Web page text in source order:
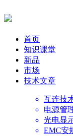
首页
知识课堂
新品
市场
技术文章
互连技
电源管
光电显
EMC安